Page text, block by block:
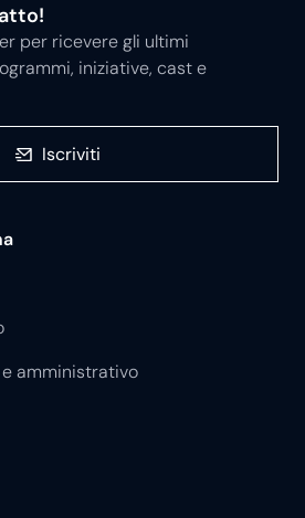
per ricevere gli ultimi
iniziative, cast e
Iscriviti
amministrativo